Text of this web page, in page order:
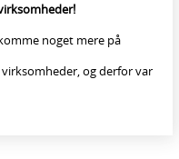
noget mere på
og derfor var